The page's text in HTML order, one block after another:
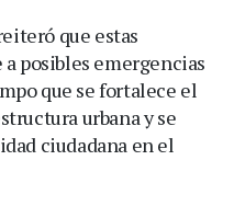
que estas
posibles emergencias
que se fortalece el
urbana y se
ciudadana en el